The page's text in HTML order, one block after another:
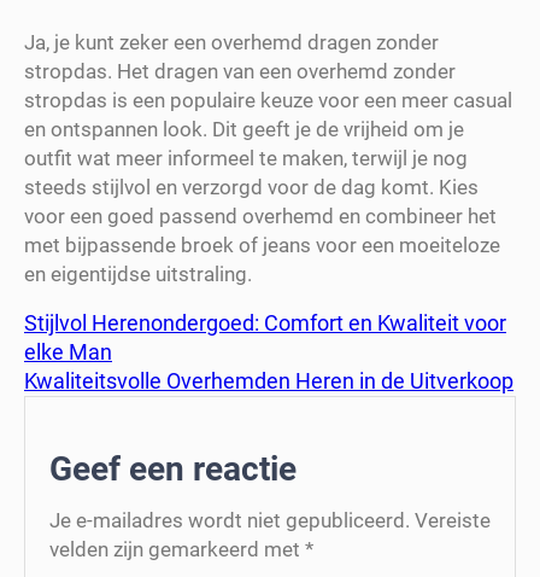
Ja, je kunt zeker een overhemd dragen zonder
stropdas. Het dragen van een overhemd zonder
stropdas is een populaire keuze voor een meer casual
en ontspannen look. Dit geeft je de vrijheid om je
outfit wat meer informeel te maken, terwijl je nog
steeds stijlvol en verzorgd voor de dag komt. Kies
voor een goed passend overhemd en combineer het
met bijpassende broek of jeans voor een moeiteloze
en eigentijdse uitstraling.
Stijlvol Herenondergoed: Comfort en Kwaliteit voor
elke Man
Kwaliteitsvolle Overhemden Heren in de Uitverkoop
Geef een reactie
Je e-mailadres wordt niet gepubliceerd. Vereiste
velden zijn gemarkeerd met *